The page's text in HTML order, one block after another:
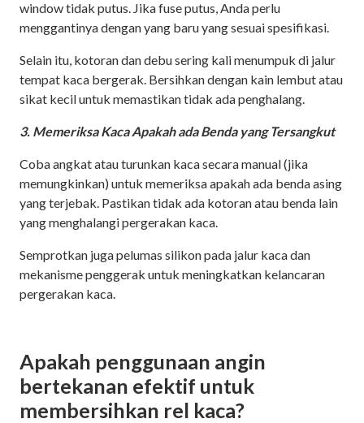
window tidak putus. Jika fuse putus, Anda perlu
menggantinya dengan yang baru yang sesuai spesifikasi.
Selain itu, kotoran dan debu sering kali menumpuk di jalur
tempat kaca bergerak. Bersihkan dengan kain lembut atau
sikat kecil untuk memastikan tidak ada penghalang.
3. Memeriksa Kaca Apakah ada Benda yang Tersangkut
Coba angkat atau turunkan kaca secara manual (jika
memungkinkan) untuk memeriksa apakah ada benda asing
yang terjebak. Pastikan tidak ada kotoran atau benda lain
yang menghalangi pergerakan kaca.
Semprotkan juga pelumas silikon pada jalur kaca dan
mekanisme penggerak untuk meningkatkan kelancaran
pergerakan kaca.
Apakah penggunaan angin
bertekanan efektif untuk
membersihkan rel kaca?